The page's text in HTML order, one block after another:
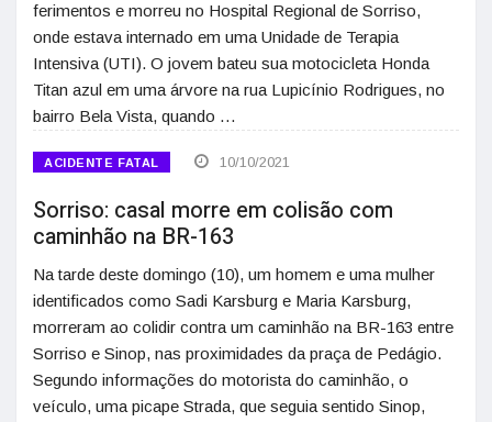
ferimentos e morreu no Hospital Regional de Sorriso,
onde estava internado em uma Unidade de Terapia
Intensiva (UTI). O jovem bateu sua motocicleta Honda
Titan azul em uma árvore na rua Lupicínio Rodrigues, no
bairro Bela Vista, quando …
ACIDENTE FATAL 10/10/2021
Sorriso: casal morre em colisão com
caminhão na BR-163
Na tarde deste domingo (10), um homem e uma mulher
identificados como Sadi Karsburg e Maria Karsburg,
morreram ao colidir contra um caminhão na BR-163 entre
Sorriso e Sinop, nas proximidades da praça de Pedágio.
Segundo informações do motorista do caminhão, o
veículo, uma picape Strada, que seguia sentido Sinop,